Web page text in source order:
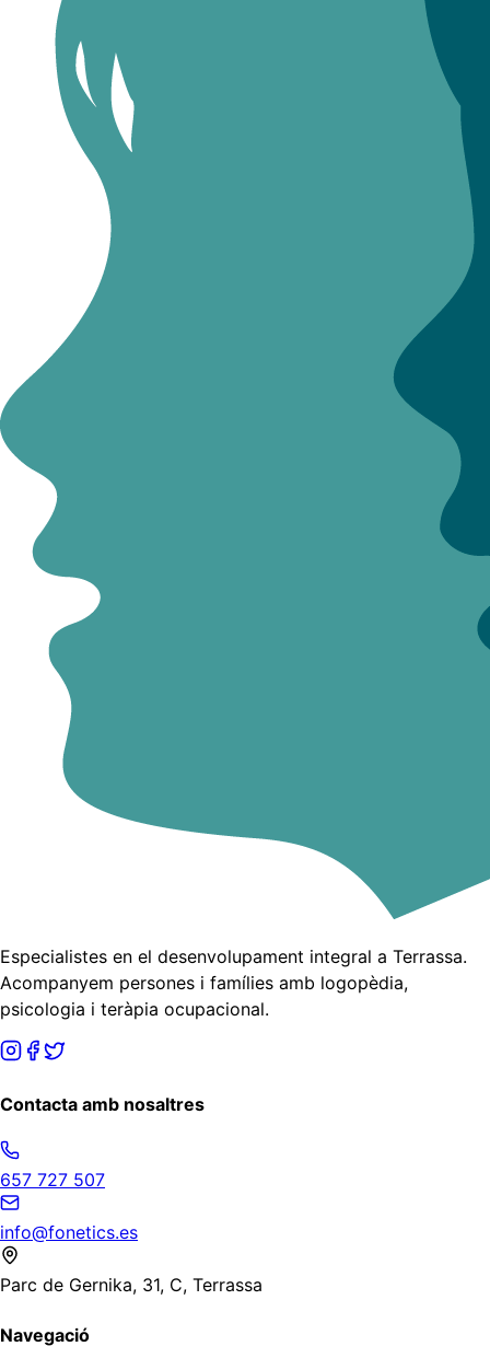
Especialistes en el desenvolupament integral a Terrassa.
Acompanyem persones i famílies amb logopèdia,
psicologia i teràpia ocupacional.
Contacta amb nosaltres
657 727 507
info@fonetics.es
Parc de Gernika, 31, C, Terrassa
Navegació